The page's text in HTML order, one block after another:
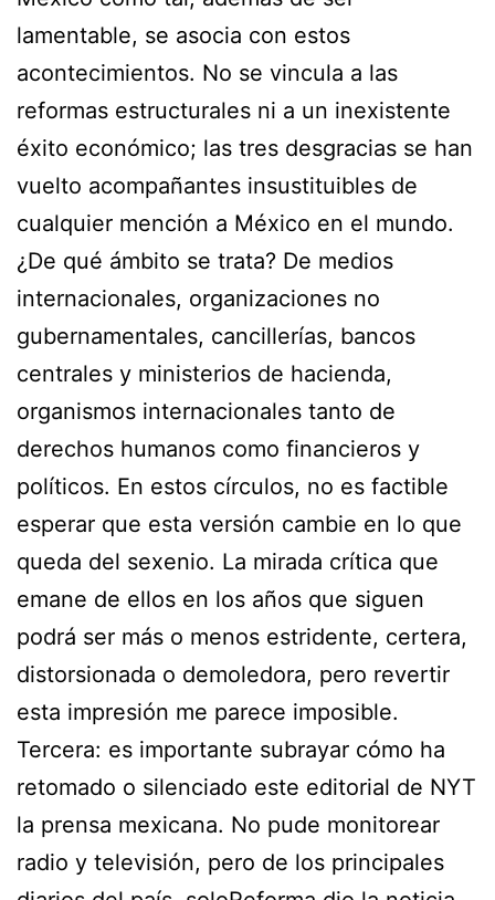
lamentable, se asocia con estos
acontecimientos. No se vincula a las
reformas estructurales ni a un inexistente
éxito económico; las tres desgracias se han
vuelto acompañantes insustituibles de
cualquier mención a México en el mundo.
¿De qué ámbito se trata? De medios
internacionales, organizaciones no
gubernamentales, cancillerías, bancos
centrales y ministerios de hacienda,
organismos internacionales tanto de
derechos humanos como financieros y
políticos. En estos círculos, no es factible
esperar que esta versión cambie en lo que
queda del sexenio. La mirada crítica que
emane de ellos en los años que siguen
podrá ser más o menos estridente, certera,
distorsionada o demoledora, pero revertir
esta impresión me parece imposible.
Tercera: es importante subrayar cómo ha
retomado o silenciado este editorial de NYT
la prensa mexicana. No pude monitorear
radio y televisión, pero de los principales